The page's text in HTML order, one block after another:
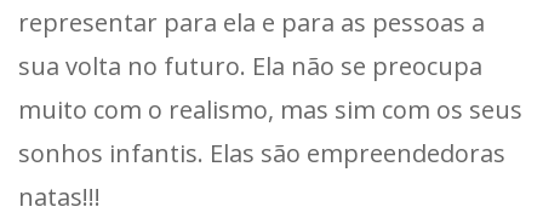
representar para ela e para as pessoas a
sua volta no futuro. Ela não se preocupa
muito com o realismo, mas sim com os seus
sonhos infantis. Elas são empreendedoras
natas!!!